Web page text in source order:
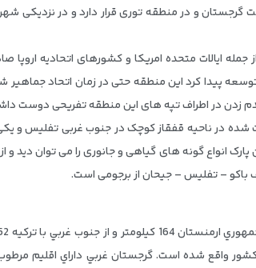
معروف است که در 150 کیلومتری غرب تفلیس پایتخت گرجستان و در منطقه توری قرار
متحده امریکا و کشورهای اتحادیه اروپا
تزار به عنوان شهر آب گرم توسعه پیدا کرد اين منطقه حتی در زمان
شده در ناحیه قفقاز کوچک در جنوب غربی تفلیس و
به طور رسمی گشایش یافت. در این پارک انواع گونه های گیاهی و جانوری را
باکو – تفلیس – جیحان از برجومی است.
مشخص ميشود و دو سوم آن کوهستاني است. کوه شخارا با ارتفاع 5069 در اين کشور واقع شده است.